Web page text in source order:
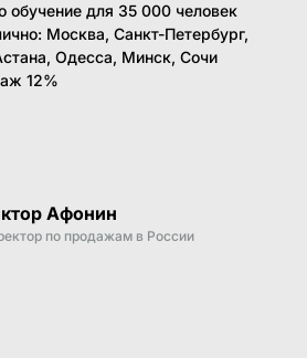
обучение для 35 000 человек
Москва, Санкт-Петербург,
Одесса, Минск, Сочи
12%
Афонин
по продажам в России